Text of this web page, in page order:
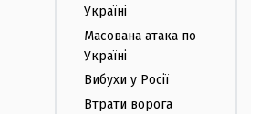
Україні
Масована атака по
Україні
Вибухи у Росії
Втрати ворога